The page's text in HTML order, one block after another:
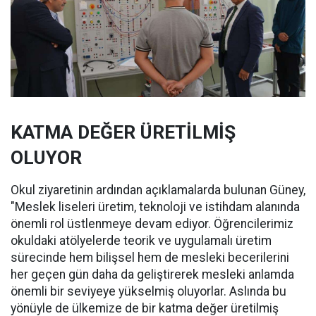
KATMA DEĞER ÜRETİLMİŞ
OLUYOR
Okul ziyaretinin ardından açıklamalarda bulunan Güney,
"Meslek liseleri üretim, teknoloji ve istihdam alanında
önemli rol üstlenmeye devam ediyor. Öğrencilerimiz
okuldaki atölyelerde teorik ve uygulamalı üretim
sürecinde hem bilişsel hem de mesleki becerilerini
her geçen gün daha da geliştirerek mesleki anlamda
önemli bir seviyeye yükselmiş oluyorlar. Aslında bu
yönüyle de ülkemize de bir katma değer üretilmiş